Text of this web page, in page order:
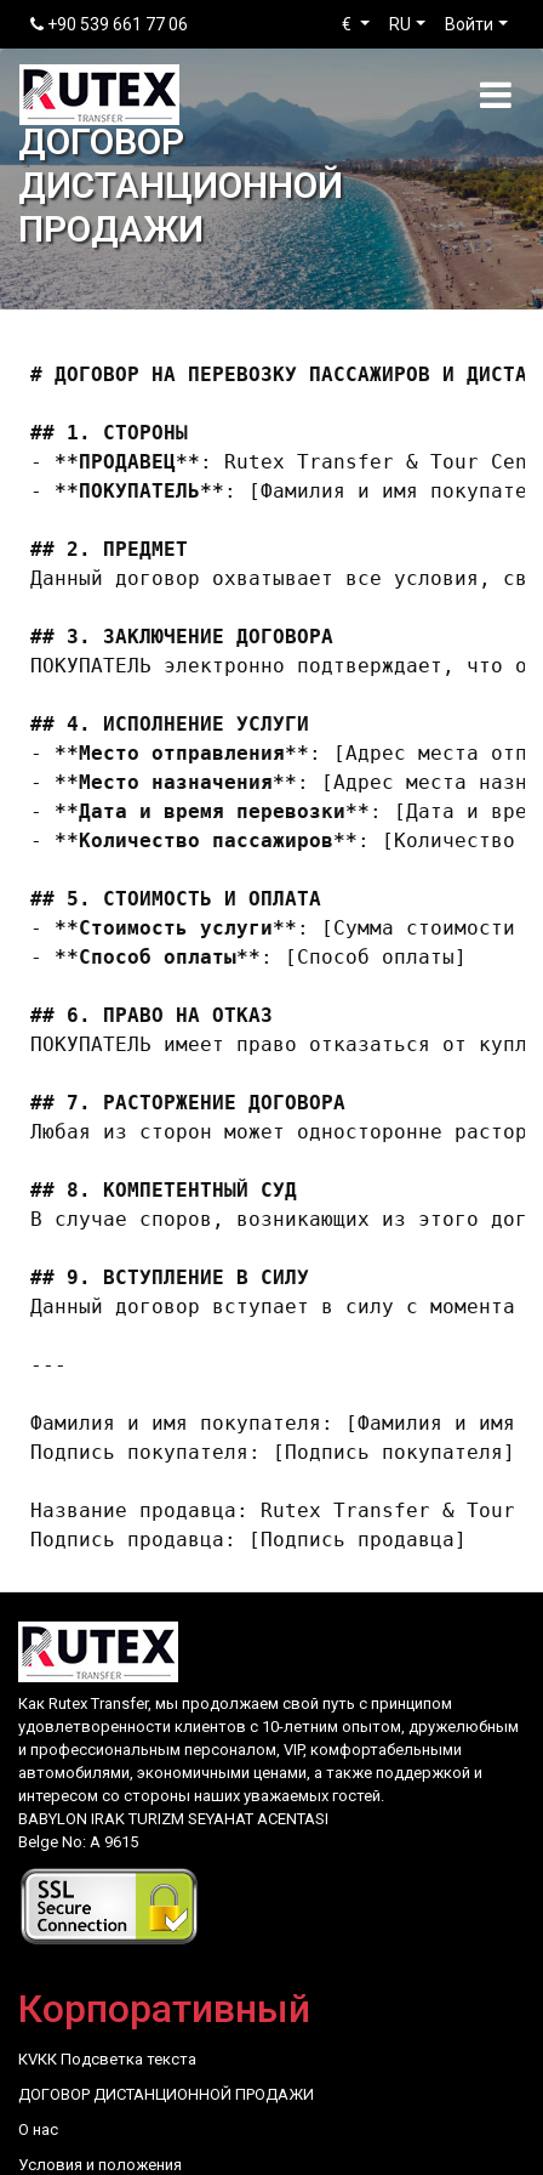
+90 539 661 77 06 Войти
RU
€
ДОГОВОР
ДИСТАНЦИОННОЙ
ПРОДАЖИ
# ДОГОВОР НА ПЕРЕВОЗКУ ПАССАЖИРОВ И
## 1. СТОРОНЫ
-
**ПРОДАВЕЦ**
-
**ПОКУПАТЕЛЬ** : [Фамилия и имя
## 2. ПРЕДМЕТ
Данный договор охватывает все условия,
## 3. ЗАКЛЮЧЕНИЕ ДОГОВОРА
ПОКУПАТЕЛЬ электронно подтверждает, что
## 4. ИСПОЛНЕНИЕ УСЛУГИ
-
**Место отправления**
-
**Место назначения**
-
**Дата и время перевозки**
-
**Количество пассажиров** : [Количество
## 5. СТОИМОСТЬ И ОПЛАТА
-
**Стоимость услуги**
-
**Способ оплаты** : [Способ оплаты]
## 6. ПРАВО НА ОТКАЗ
ПОКУПАТЕЛЬ имеет право отказаться от
## 7. РАСТОРЖЕНИЕ ДОГОВОРА
Любая из сторон может односторонне
## 8. КОМПЕТЕНТНЫЙ СУД
В случае споров, возникающих из этого
## 9. ВСТУПЛЕНИЕ В СИЛУ
Данный договор вступает в силу с момента
---
Фамилия и имя покупателя: [Фамилия и имя
Подпись покупателя: [Подпись покупателя]
Название продавца: Rutex Transfer & Tour
Подпись продавца: [Подпись продавца]
Как Rutex Transfer, мы продолжаем свой путь с принципом
удовлетворенности клиентов с 10-летним опытом, дружелюбным
и профессиональным персоналом, VIP, комфортабельными
автомобилями, экономичными ценами, а также поддержкой и
интересом со стороны наших уважаемых гостей.
BABYLON IRAK TURIZM SEYAHAT ACENTASI
Belge No: A 9615
Корпоративный
КVКК Подсветка текста
ДОГОВОР ДИСТАНЦИОННОЙ ПРОДАЖИ
О нас
Условия и положения